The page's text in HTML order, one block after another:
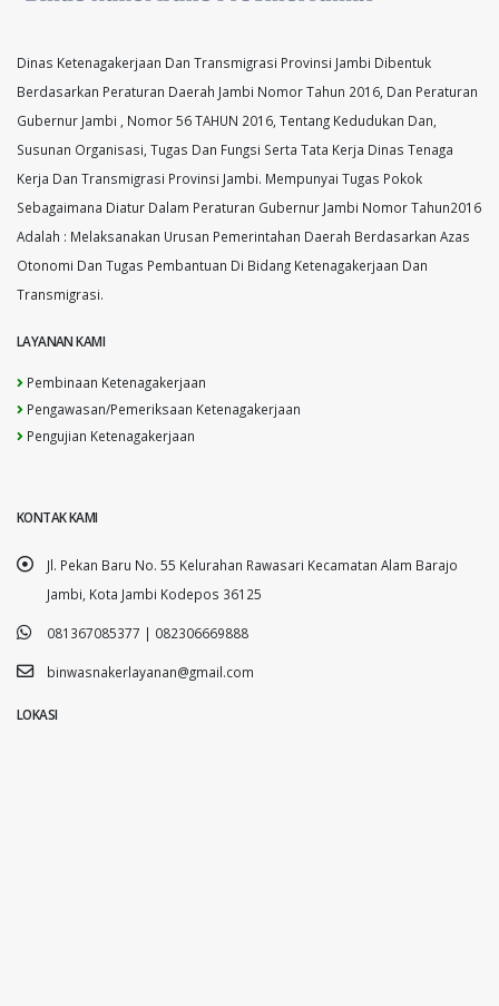
Dinas Ketenagakerjaan Dan Transmigrasi Provinsi Jambi Dibentuk
Berdasarkan Peraturan Daerah Jambi Nomor Tahun 2016, Dan Peraturan
Gubernur Jambi , Nomor 56 TAHUN 2016, Tentang Kedudukan Dan,
Susunan Organisasi, Tugas Dan Fungsi Serta Tata Kerja Dinas Tenaga
Kerja Dan Transmigrasi Provinsi Jambi. Mempunyai Tugas Pokok
Sebagaimana Diatur Dalam Peraturan Gubernur Jambi Nomor Tahun2016
Adalah : Melaksanakan Urusan Pemerintahan Daerah Berdasarkan Azas
Otonomi Dan Tugas Pembantuan Di Bidang Ketenagakerjaan Dan
Transmigrasi.
LAYANAN KAMI
Pembinaan Ketenagakerjaan
Pengawasan/Pemeriksaan Ketenagakerjaan
Pengujian Ketenagakerjaan
KONTAK KAMI
Jl. Pekan Baru No. 55 Kelurahan Rawasari Kecamatan Alam Barajo
Jambi, Kota Jambi Kodepos 36125
081367085377 | 082306669888
binwasnakerlayanan@gmail.com
LOKASI